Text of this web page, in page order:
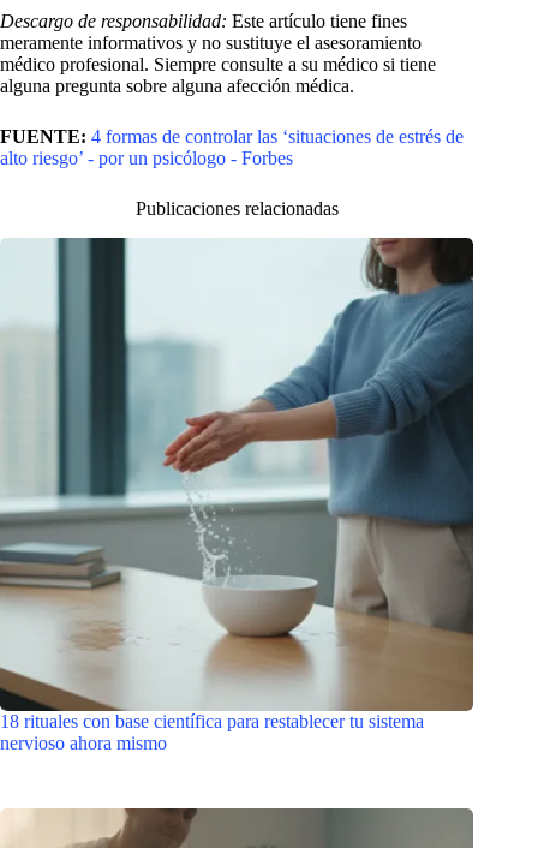
Descargo de responsabilidad: Este artículo tiene fines
meramente informativos y no sustituye el asesoramiento
médico profesional. Siempre consulte a su médico si tiene
alguna pregunta sobre alguna afección médica.
FUENTE: 4 formas de controlar las ‘situaciones de estrés de
alto riesgo’ - por un psicólogo - Forbes
Publicaciones relacionadas
18 rituales con base científica para restablecer tu sistema
nervioso ahora mismo